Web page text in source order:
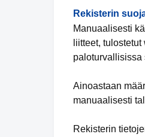
Rekisterin
Manuaalisesti
liitteet,
paloturvallisissa
Ainoastaan
manuaalisesti
Rekisterin